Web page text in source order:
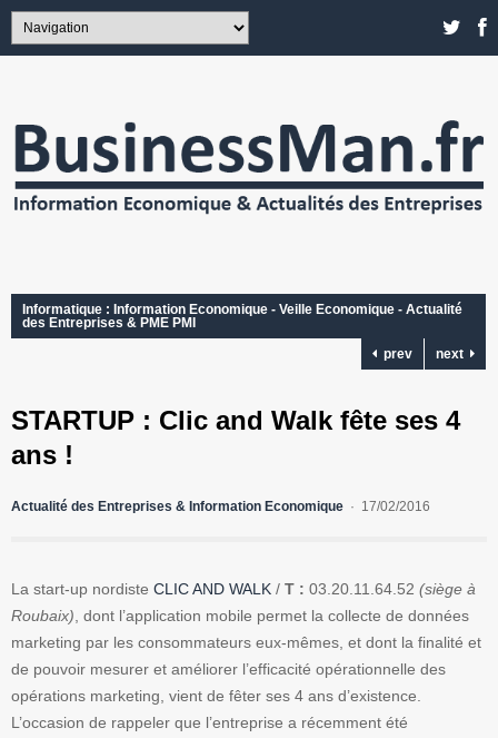
Informatique : Information Economique - Veille Economique - Actualité
des Entreprises & PME PMI
prev
next
STARTUP : Clic and Walk fête ses 4
ans !
Actualité des Entreprises & Information Economique 17/02/2016
La start-up nordiste CLIC AND WALK / T : 03.20.11.64.52 (siège à
Roubaix), dont l’application mobile permet la collecte de données
marketing par les consommateurs eux-mêmes, et dont la finalité et
de pouvoir mesurer et améliorer l’efficacité opérationnelle des
opérations marketing, vient de fêter ses 4 ans d’existence.
L’occasion de rappeler que l’entreprise a récemment été